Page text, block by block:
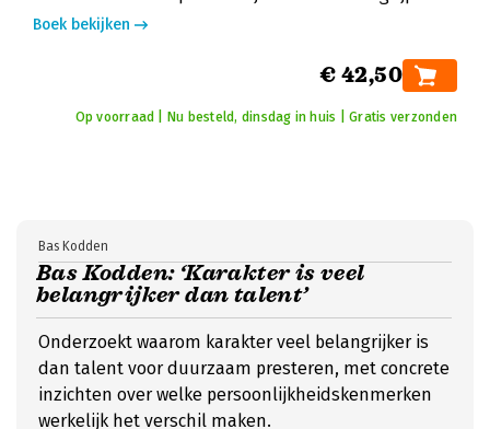
Boek bekijken
€ 42,50
Op voorraad | Nu besteld, dinsdag in huis | Gratis verzonden
Bas Kodden: ‘Karakter is veel
belangrijker dan talent’
Bas Kodden
Onderzoekt waarom karakter veel belangrijker is
dan talent voor duurzaam presteren, met concrete
inzichten over welke persoonlijkheidskenmerken
werkelijk het verschil maken.